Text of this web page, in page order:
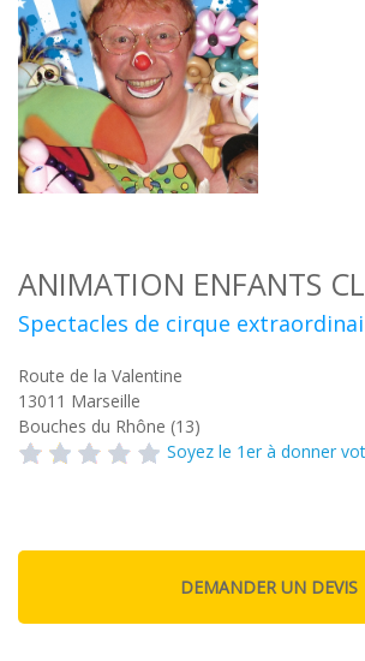
ANIMATION ENFANTS
Spectacles de cirque
Route de la Valentine
13011 Marseille
Bouches du Rhône (13)
Soyez le 1er à donner